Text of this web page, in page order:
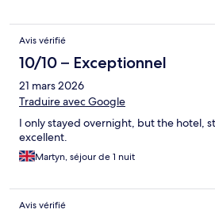
Avis vérifié
10/10 – Exceptionnel
21 mars 2026
Traduire avec Google
I only stayed overnight, but the hotel,
excellent.
Martyn, séjour de 1 nuit
Avis vérifié